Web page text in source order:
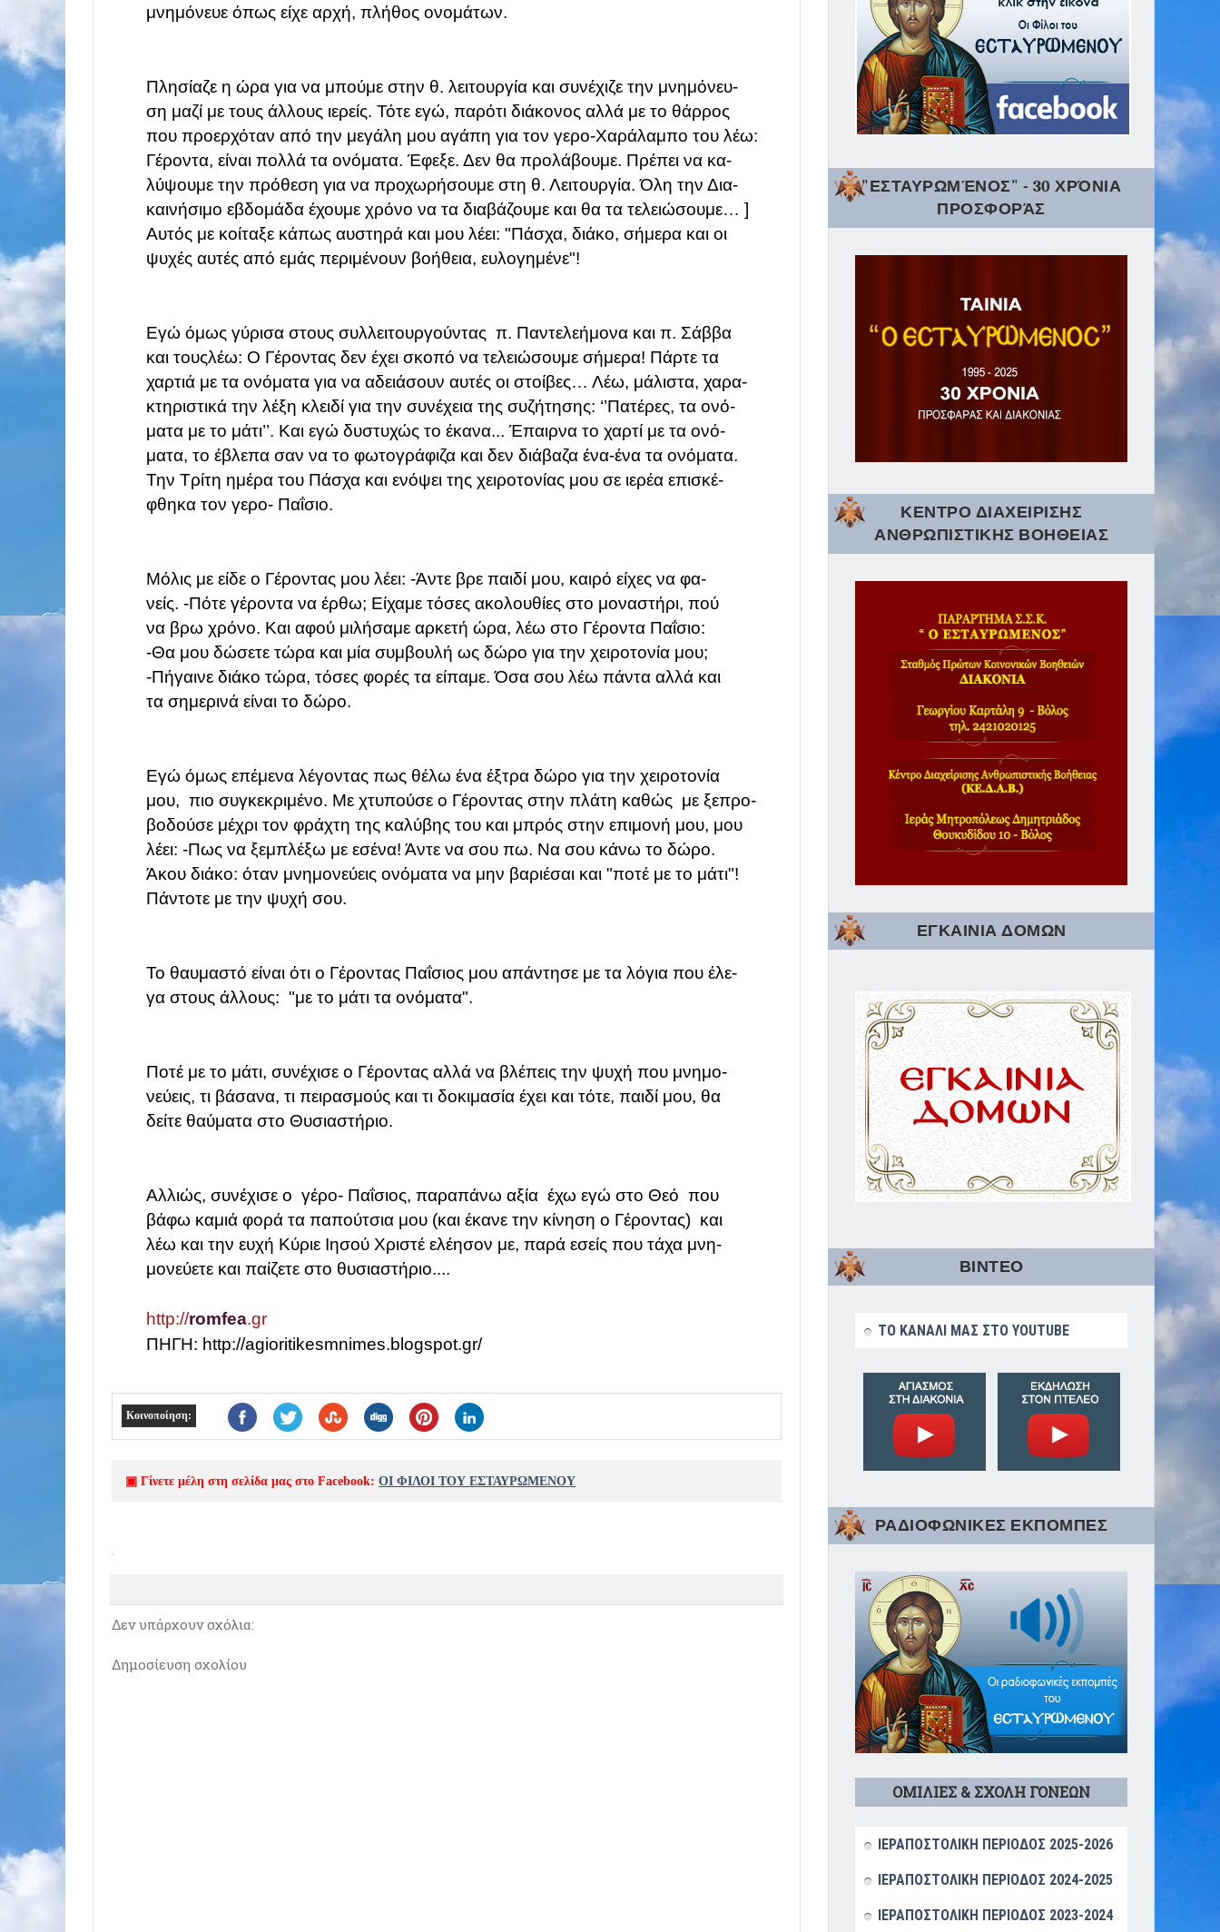
μνημόνευε όπως είχε αρχή, πλήθος ονομάτων.
Πλησίαζε η ώρα για να μπούμε στην θ. λειτουργία και συνέχιζε την μνημόνευ-
ση μαζί με τους άλλους ιερείς. Τότε εγώ, παρότι διάκονος αλλά με το θάρρος
που προερχόταν από την μεγάλη μου αγάπη για τον γερο-Χαράλαμπο του λέω:
Γέροντα, είναι πολλά τα ονόματα. Έφεξε. Δεν θα προλάβουμε. Πρέπει να κα-
λύψουμε την πρόθεση για να προχωρήσουμε στη θ. Λειτουργία. Όλη την Δια-
καινήσιμο εβδομάδα έχουμε χρόνο να τα διαβάζουμε και θα τα τελειώσουμε… ]
Αυτός με κοίταξε κάπως αυστηρά και μου λέει: "Πάσχα, διάκο, σήμερα και οι
ψυχές αυτές από εμάς περιμένουν βοήθεια, ευλογημένε"!
Εγώ όμως γύρισα στους συλλειτουργούντας π. Παντελεήμονα και π. Σάββα
και τουςλέω: Ο Γέροντας δεν έχει σκοπό να τελειώσουμε σήμερα! Πάρτε τα
χαρτιά με τα ονόματα για να αδειάσουν αυτές οι στοίβες… Λέω, μάλιστα, χαρα-
κτηριστικά την λέξη κλειδί για την συνέχεια της συζήτησης: ‘’Πατέρες, τα ονό-
ματα με το μάτι’’. Και εγώ δυστυχώς το έκανα... Έπαιρνα το χαρτί με τα ονό-
ματα, το έβλεπα σαν να το φωτογράφιζα και δεν διάβαζα ένα-ένα τα ονόματα.
Την Τρίτη ημέρα του Πάσχα και ενόψει της χειροτονίας μου σε ιερέα επισκέ-
φθηκα τον γερο- Παΐσιο.
Μόλις με είδε ο Γέροντας μου λέει: -Άντε βρε παιδί μου, καιρό είχες να φα-
νείς. -Πότε γέροντα να έρθω; Είχαμε τόσες ακολουθίες στο μοναστήρι, πού
να βρω χρόνο. Και αφού μιλήσαμε αρκετή ώρα, λέω στο Γέροντα Παΐσιο:
-Θα μου δώσετε τώρα και μία συμβουλή ως δώρο για την χειροτονία μου;
-Πήγαινε διάκο τώρα, τόσες φορές τα είπαμε. Όσα σου λέω πάντα αλλά και
τα σημερινά είναι το δώρο.
Εγώ όμως επέμενα λέγοντας πως θέλω ένα έξτρα δώρο για την χειροτονία
μου, πιο συγκεκριμένο. Με χτυπούσε ο Γέροντας στην πλάτη καθώς με ξεπρο-
βοδούσε μέχρι τον φράχτη της καλύβης του και μπρός στην επιμονή μου, μου
λέει: -Πως να ξεμπλέξω με εσένα! Άντε να σου πω. Να σου κάνω το δώρο.
Άκου διάκο: όταν μνημονεύεις ονόματα να μην βαριέσαι και "ποτέ με το μάτι"!
Πάντοτε με την ψυχή σου.
Το θαυμαστό είναι ότι ο Γέροντας Παΐσιος μου απάντησε με τα λόγια που έλε-
γα στους άλλους: "με το μάτι τα ονόματα".
Ποτέ με το μάτι, συνέχισε ο Γέροντας αλλά να βλέπεις την ψυχή που μνημο-
νεύεις, τι βάσανα, τι πειρασμούς και τι δοκιμασία έχει και τότε, παιδί μου, θα
δείτε θαύματα στο Θυσιαστήριο.
Αλλιώς, συνέχισε ο γέρο- Παΐσιος, παραπάνω αξία έχω εγώ στο Θεό που
βάφω καμιά φορά τα παπούτσια μου (και έκανε την κίνηση ο Γέροντας) και
λέω και την ευχή Κύριε Ιησού Χριστέ ελέησον με, παρά εσείς που τάχα μνη-
μονεύετε και παίζετε στο θυσιαστήριο....
http://romfea.gr
ΠΗΓΗ: http://agioritikesmnimes.blogspot.gr/
Κοινοποίηση:
▣ Γίνετε μέλη στη σελίδα μας στο Facebook: ΟΙ ΦΙΛΟΙ ΤΟΥ ΕΣΤΑΥΡΩΜΕΝΟΥ
Δεν υπάρχουν σχόλια:
Δημοσίευση σχολίου
"ΕΣΤΑΥΡΩΜΈΝΟΣ" - 30 ΧΡΌΝΙΑ
ΠΡΟΣΦΟΡΆΣ
ΚΕΝΤΡΟ ΔΙΑΧΕΙΡΙΣΗΣ
ΑΝΘΡΩΠΙΣΤΙΚΗΣ ΒΟΗΘΕΙΑΣ
ΕΓΚΑΙΝΙΑ ΔΟΜΩΝ
ΒΙΝΤΕΟ
ΤΟ ΚΑΝΑΛΙ ΜΑΣ ΣΤΟ YOUTUBE
ΡΑΔΙΟΦΩΝΙΚΕΣ ΕΚΠΟΜΠΕΣ
ΟΜΙΛΙΕΣ & ΣΧΟΛΗ ΓΟΝΕΩΝ
ΙΕΡΑΠΟΣΤΟΛΙΚΗ ΠΕΡΙΟΔΟΣ 2025-2026
ΙΕΡΑΠΟΣΤΟΛΙΚΗ ΠΕΡΙΟΔΟΣ 2024-2025
ΙΕΡΑΠΟΣΤΟΛΙΚΗ ΠΕΡΙΟΔΟΣ 2023-2024